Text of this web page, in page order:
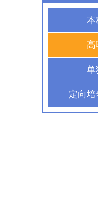
本
高
单
定向